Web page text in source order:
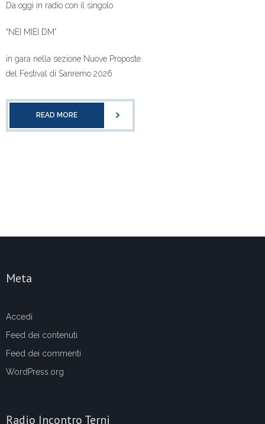
Da oggi in radio con il singolo
“NEI MIEI DM”
in gara nella sezione Nuove Proposte
del Festival di Sanremo 2026
READ MORE
Meta
Accedi
Feed dei contenuti
Feed dei commenti
WordPress.org
Radio Incontro Terni